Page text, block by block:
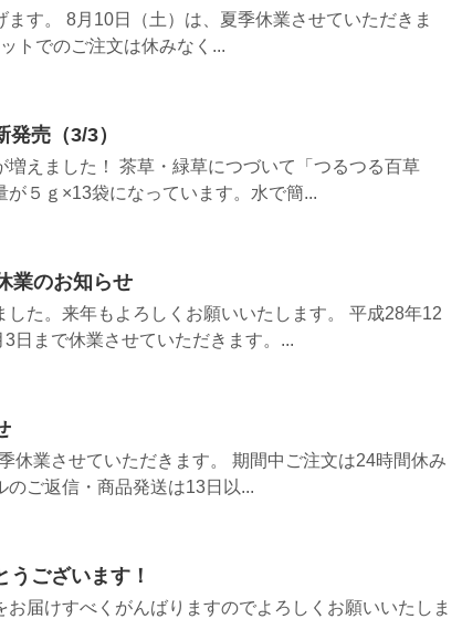
ます。 8月10日（土）は、夏季休業させていただきま
トでのご注文は休みなく...
売（3/3）
増えました！ 茶草・緑草につづいて「つるつる百草
が５ｇ×13袋になっています。水で簡...
業のお知らせ
した。来年もよろしくお願いいたします。 平成28年12
日まで休業させていただきます。...
休業させていただきます。 期間中ご注文は24時間休み
のご返信・商品発送は13日以...
うございます！
お届けすべくがんばりますのでよろしくお願いいたしま